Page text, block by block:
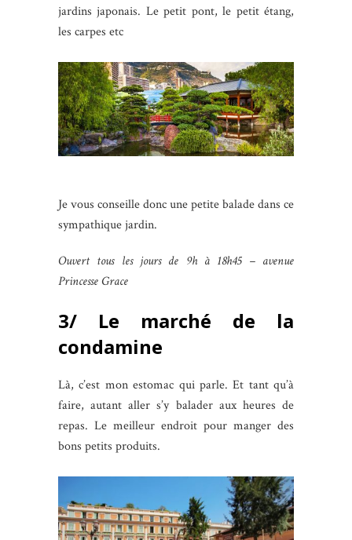
jardins japonais. Le petit pont, le petit étang,
les carpes etc
Je vous conseille donc une petite balade dans ce
sympathique jardin.
Ouvert tous les jours de 9h à 18h45 – avenue
Princesse Grace
3/ Le marché de la
condamine
Là, c’est mon estomac qui parle. Et tant qu’à
faire, autant aller s’y balader aux heures de
repas. Le meilleur endroit pour manger des
bons petits produits.